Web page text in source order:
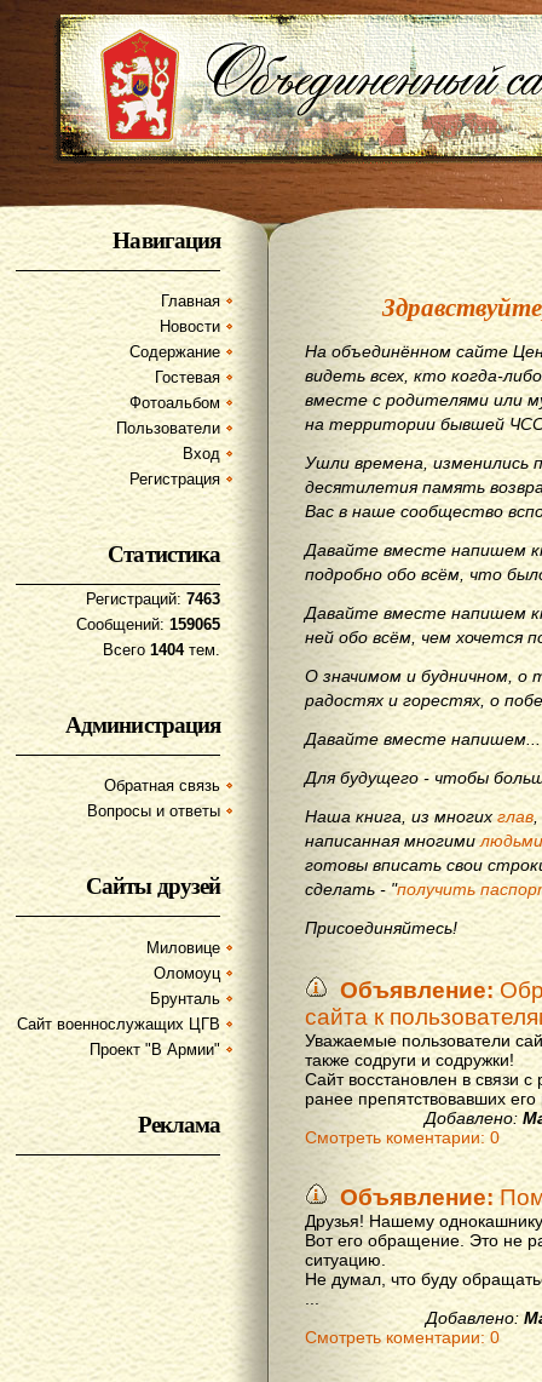
Навигация
Главная
Новости
Содержание
Гостевая
Фотоальбом
Пользователи
Вход
Регистрация
Статистика
Регистраций: 7463
Сообщений:159065
Всего 1404тем.
Администрация
Обратная связь
Вопросы и ответы
Сайты друзей
Миловице
Оломоуц
Брунталь
Сайт военнослужащих ЦГВ
Проект "В Армии"
Реклама
На объединённом сайте
видеть всех, кто когда-
вместе с родителями или
на территории бывшей
Ушли времена, изменились
десятилетия память
Вас в наше сообщество
Давайте вместе напишем
подробно обо всём, что
Давайте вместе напишем
ней обо всём, чем хочется
О значимом и будничном, о
радостях и горестях, о
Давайте вместе напишем...
Для будущего - чтобы
Наша книга, из многихглав
написанная многимилюдьми
готовы вписать свои
сделать - "получить
Присоединяйтесь!
Объявление:
сайта к
Уважаемые пользователи
также содруги и содружки!
Сайт восстановлен в связи
ранее препятствовавших
Добавлено:
Смотреть коментарии: 0
Объявление:
Друзья! Нашему
Вот его обращение. Это не
ситуацию.
Не думал, что буду
Добавлено:
Смотреть коментарии: 0